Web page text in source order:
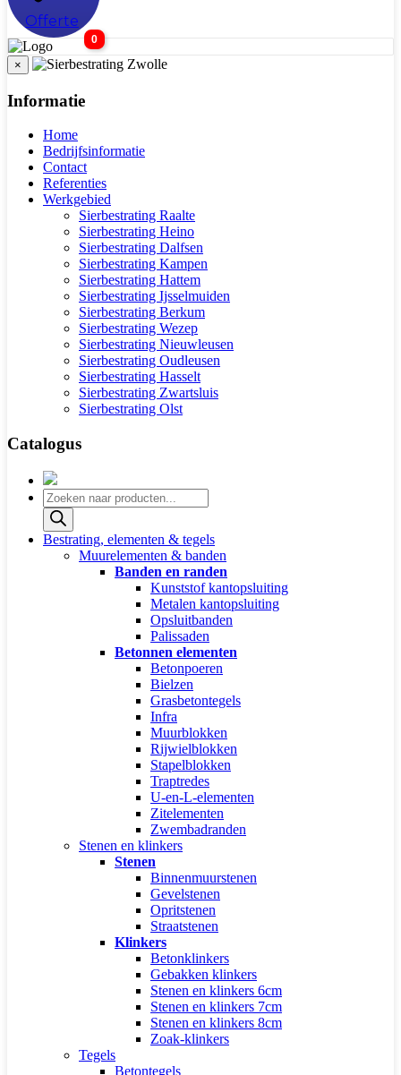
Offerte
0
×
Informatie
Home
Bedrijfsinformatie
Contact
Referenties
Werkgebied
Sierbestrating Raalte
Sierbestrating Heino
Sierbestrating Dalfsen
Sierbestrating Kampen
Sierbestrating Hattem
Sierbestrating Ijsselmuiden
Sierbestrating Berkum
Sierbestrating Wezep
Sierbestrating Nieuwleusen
Sierbestrating Oudleusen
Sierbestrating Hasselt
Sierbestrating Zwartsluis
Sierbestrating Olst
Catalogus
Producten
zoeken
Bestrating, elementen & tegels
Muurelementen & banden
Banden en randen
Kunststof kantopsluiting
Metalen kantopsluiting
Opsluitbanden
Palissaden
Betonnen elementen
Betonpoeren
Bielzen
Grasbetontegels
Infra
Muurblokken
Rijwielblokken
Stapelblokken
Traptredes
U-en-L-elementen
Zitelementen
Zwembadranden
Stenen en klinkers
Stenen
Binnenmuurstenen
Gevelstenen
Opritstenen
Straatstenen
Klinkers
Betonklinkers
Gebakken klinkers
Stenen en klinkers 6cm
Stenen en klinkers 7cm
Stenen en klinkers 8cm
Zoak-klinkers
Tegels
Betontegels